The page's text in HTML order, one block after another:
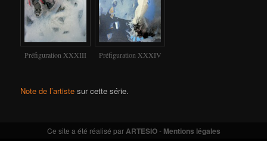
Préfiguration XXXIII Préfiguration XXXIV
Note de l’artiste sur cette série.
Ce site a été réalisé par ARTESIO- Mentions légales